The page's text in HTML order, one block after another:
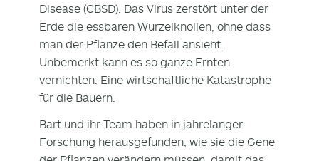
Disease (CBSD). Das Virus zerstört unter der
Erde die essbaren Wurzelknollen, ohne dass
man der Pflanze den Befall ansieht.
Unbemerkt kann es so ganze Ernten
vernichten. Eine wirtschaftliche Katastrophe
für die Bauern.
Bart und ihr Team haben in jahrelanger
Forschung herausgefunden, wie sie die Gene